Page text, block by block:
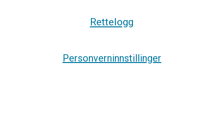
Rettelogg
Personverninnstillinger